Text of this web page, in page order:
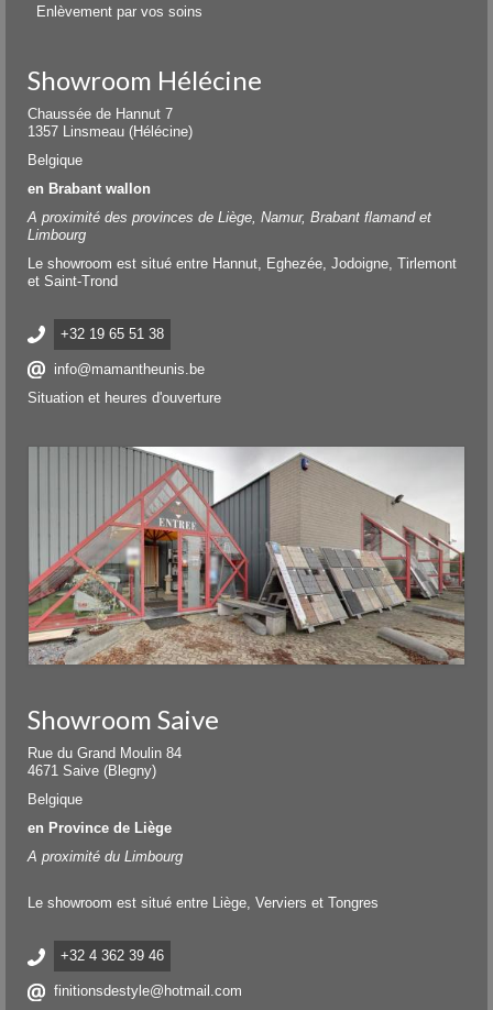
Enlèvement par vos soins
Showroom Hélécine
Chaussée de Hannut 7
1357 Linsmeau (Hélécine)
Belgique
en Brabant wallon
A proximité des provinces de Liège, Namur, Brabant flamand et
Limbourg
Le showroom est situé entre Hannut, Eghezée, Jodoigne, Tirlemont
et Saint-Trond
+32 19 65 51 38
info@mamantheunis.be
Situation et heures d'ouverture
Showroom Saive
Rue du Grand Moulin 84
4671 Saive (Blegny)
Belgique
en Province de Liège
A proximité du Limbourg
Le showroom est situé entre Liège, Verviers et Tongres
+32 4 362 39 46
finitionsdestyle@hotmail.com